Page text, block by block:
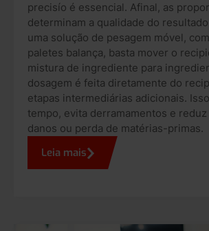
precisío é essencial. Afinal, as
determinam a qualidade do
uma solução de pesagem móvel,
paletes balança, basta mover o
mistura de ingrediente para
dosagem é feita diretamente do
etapas intermediárias adicionais.
tempo, evita derramamentos e
danos ou perda de matérias-primas.
Leia mais